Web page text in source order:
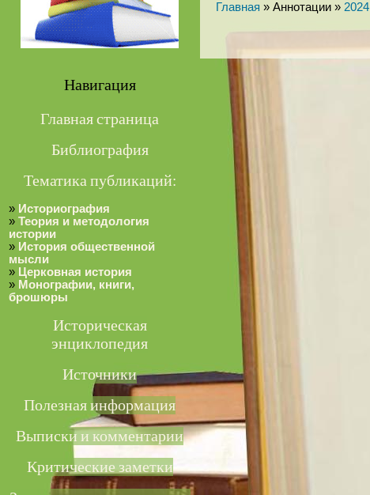
Навигация
Главная страница
Библиография
Тематика публикаций:
» Историография
» Теория и методология
истории
» История общественной
мысли
» Церковная история
» Монографии, книги,
брошюры
Историческая
энциклопедия
Источники
Полезная информация
Выписки и комментарии
Критические заметки
Главная » Аннотации » 2024